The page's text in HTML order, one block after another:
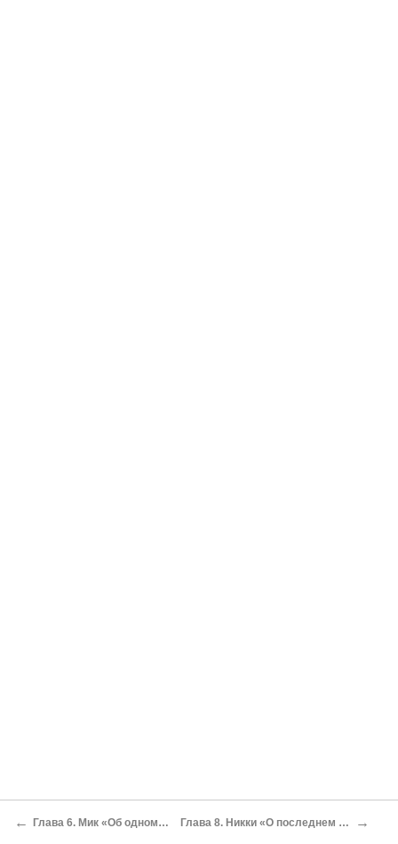
← Глава 6. Мик «Об одном замечательном приключении, касающемся таких фантастических существ, как привидения, пришельцы и психиатры» Глава 8. Никки «О последнем приключении, которое случается с нашим несчастным героем, и о других тягостных событиях, необходимых для ясного понимания этой истории» →